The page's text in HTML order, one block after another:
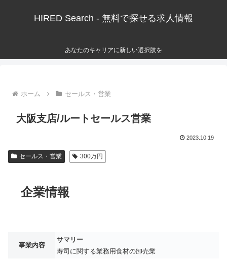
HIRED Search - 無料で探せる求人情報
あなたのキャリアに新しい選択肢を
ホーム セールス・営業
大阪支店/ルートセールス営業
2023.10.19
セールス・営業 300万円
企業情報
事業内容
サマリー
寿司に関する業務用食材の卸売業